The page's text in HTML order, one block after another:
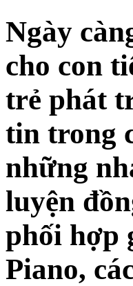
Ngày
cho con
trẻ phát
tin trong
những
luyện
phối hợp
Piano,